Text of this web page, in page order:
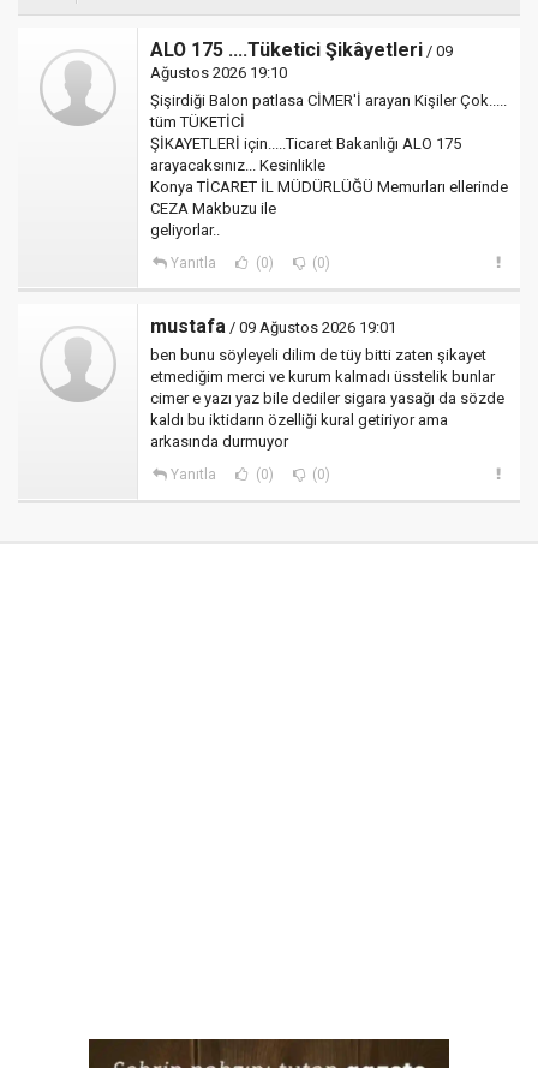
ALO 175 ....Tüketici Şikâyetleri / 09
Ağustos 2026 19:10
Şişirdiği Balon patlasa CİMER'İ arayan Kişiler Çok.....
tüm TÜKETİCİ
ŞİKAYETLERİ için.....Ticaret Bakanlığı ALO 175
arayacaksınız... Kesinlikle
Konya TİCARET İL MÜDÜRLÜĞÜ Memurları ellerinde
CEZA Makbuzu ile
geliyorlar..
Yanıtla (0) (0)
mustafa / 09 Ağustos 2026 19:01
ben bunu söyleyeli dilim de tüy bitti zaten şikayet
etmediğim merci ve kurum kalmadı üsstelik bunlar
cimer e yazı yaz bile dediler sigara yasağı da sözde
kaldı bu iktidarın özelliği kural getiriyor ama
arkasında durmuyor
Yanıtla (0) (0)